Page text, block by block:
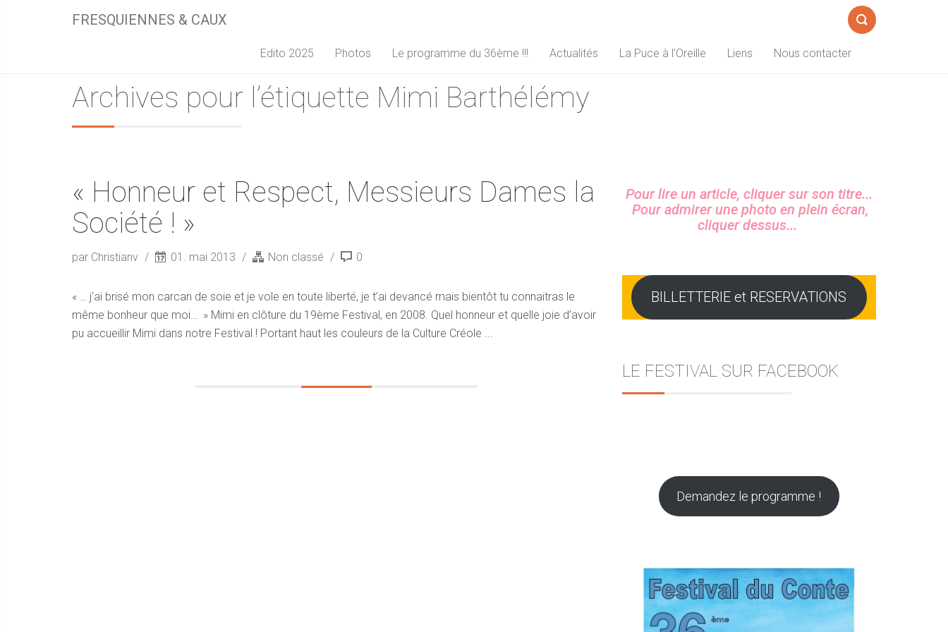
FRESQUIENNES & CAUX
de
Edito 2025 Photos Le programme du 36ème !!! Actualités La Puce à l’Oreille Liens Nous contacter
Archives pour l’étiquette Mimi Barthélémy
« Honneur et Respect, Messieurs Dames la
Société ! »
par Christianv 01. mai 2013 Non classé 0
« … j’ai brisé mon carcan de soie et je vole en toute liberté, je t’ai devancé mais bientôt tu connaitras le
même bonheur que moi… » Mimi en clôture du 19ème Festival, en 2008. Quel honneur et quelle joie d’avoir
pu accueillir Mimi dans notre Festival ! Portant haut les couleurs de la Culture Créole ...
Sidebar
Pour lire un article, cliquer sur son titre...
Pour admirer une photo en plein écran,
cliquer dessus...
BILLETTERIE et RESERVATIONS
LE FESTIVAL SUR FACEBOOK
Demandez le programme !